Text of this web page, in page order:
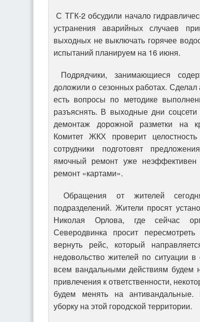
С ТГК-2 обсудили начало
устранения аварийных случаев
выходных не выключать горячее
испытаний планируем на 16 июня.
Подрядчики, занимающиеся
доложили о сезонных работах. Сделал
есть вопросы по методике
разъяснять. В выходные дни
демонтаж дорожной разметки на
Комитет ЖКХ проверит
сотрудники подготовят
ямочный ремонт уже неэффективен
ремонт «картами».
Обращения от жителей
подразделений. Жители просят
Николая Орлова, где сейчас
Северодвинка просит
вернуть рейс, который
недовольство жителей по ситуации
всем вандальными действиям будем
привлечения к ответственности,
будем менять на антивандальные.
уборку на этой городской территории.